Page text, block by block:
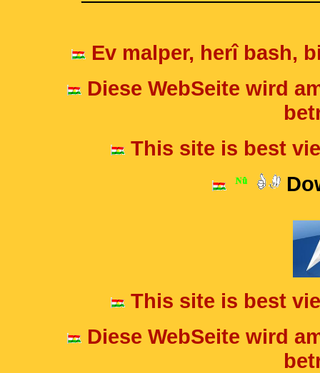
Ev malper, herî bash,
Diese WebSeite wird
This site is best
This site is best
Diese WebSeite wird